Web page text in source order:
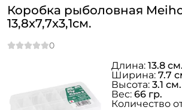
Коробка рыболовная
13,8x7,7x3,1см.
Длина: 13.8 см.
Ширина: 7.7
Высота: 3.1 см.
Вес: 66 гр.
Количество